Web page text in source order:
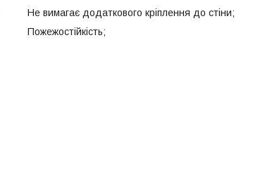
Не вимагає додаткового кріплення до стіни;
Пожежостійкість;